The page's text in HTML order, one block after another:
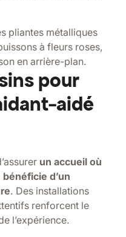
pour
aidé
un accueil où
d’un
. Des installations
renforcent le
l’expérience.